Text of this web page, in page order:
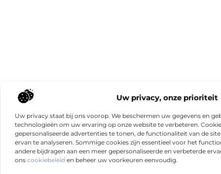
Uw privacy, onze prioriteit
Uw privacy staat bij ons voorop. We beschermen uw gegevens en
technologieën om uw ervaring op onze website te verbeteren.
gepersonaliseerde advertenties te tonen, de functionaliteit van de
ervan te analyseren. Sommige cookies zijn essentieel voor het
andere bijdragen aan een meer gepersonaliseerde en verbeterde
ons cookiebeleid en beheer uw voorkeuren eenvoudig.